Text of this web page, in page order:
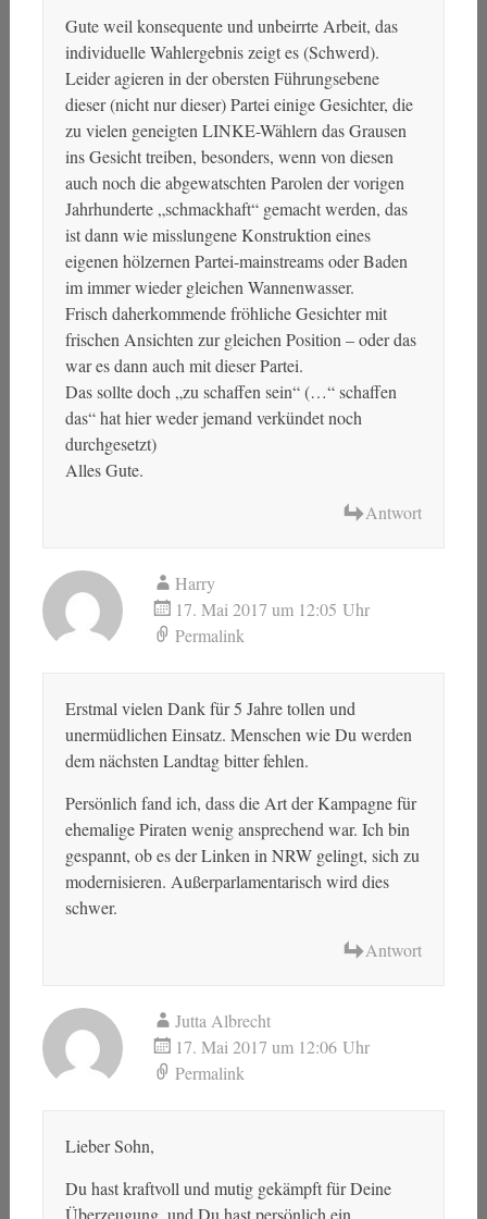
Gute weil konsequente und unbeirrte Arbeit, das
individuelle Wahlergebnis zeigt es (Schwerd).
Leider agieren in der obersten Führungsebene
dieser (nicht nur dieser) Partei einige Gesichter, die
zu vielen geneigten LINKE-Wählern das Grausen
ins Gesicht treiben, besonders, wenn von diesen
auch noch die abgewatschten Parolen der vorigen
Jahrhunderte „schmackhaft“ gemacht werden, das
ist dann wie misslungene Konstruktion eines
eigenen hölzernen Partei-mainstreams oder Baden
im immer wieder gleichen Wannenwasser.
Frisch daherkommende fröhliche Gesichter mit
frischen Ansichten zur gleichen Position – oder das
war es dann auch mit dieser Partei.
Das sollte doch „zu schaffen sein“ (…“ schaffen
das“ hat hier weder jemand verkündet noch
durchgesetzt)
Alles Gute.
Antwort
Harry
17. Mai 2017 um 12:05 Uhr
Permalink
Erstmal vielen Dank für 5 Jahre tollen und
unermüdlichen Einsatz. Menschen wie Du werden
dem nächsten Landtag bitter fehlen.
Persönlich fand ich, dass die Art der Kampagne für
ehemalige Piraten wenig ansprechend war. Ich bin
gespannt, ob es der Linken in NRW gelingt, sich zu
modernisieren. Außerparlamentarisch wird dies
schwer.
Antwort
Jutta Albrecht
17. Mai 2017 um 12:06 Uhr
Permalink
Lieber Sohn,
Du hast kraftvoll und mutig gekämpft für Deine
Überzeugung, und Du hast persönlich ein